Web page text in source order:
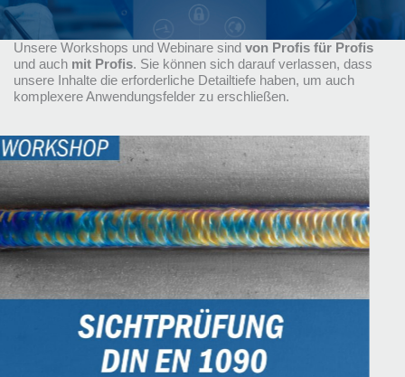
Unsere Workshops und Webinare sind von Profis für Profis
und auch mit Profis. Sie können sich darauf verlassen, dass
unsere Inhalte die erforderliche Detailtiefe haben, um auch
komplexere Anwendungsfelder zu erschließen.